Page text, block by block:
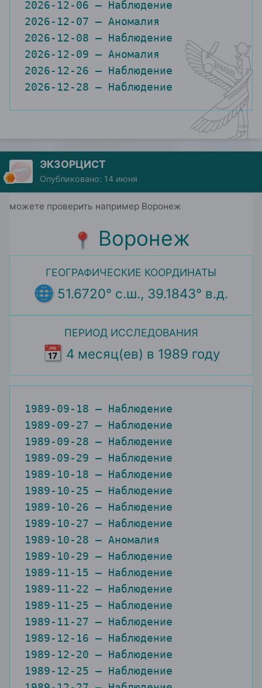
2026-12-07 — Аномалия
2026-12-08 — Наблюдение
2026-12-09 — Аномалия
2026-12-26 — Наблюдение
2026-12-28 — Наблюдение
ЭКЗОРЦИСТ
Опубликовано:14 июня
можете проверить например Воронеж
Воронеж
ГЕОГРАФИЧЕСКИЕ КООРДИНАТЫ
🌐51.6720° с.ш., 39.1843° в.д.
ПЕРИОД ИССЛЕДОВАНИЯ
4 месяц(ев) в 1989 году
1989-09-27 — Наблюдение
1989-09-28 — Наблюдение
1989-09-29 — Наблюдение
1989-10-18 — Наблюдение
1989-10-25 — Наблюдение
1989-10-26 — Наблюдение
1989-10-27 — Наблюдение
1989-10-28 — Аномалия
1989-10-29 — Наблюдение
1989-11-15 — Наблюдение
1989-11-22 — Наблюдение
1989-11-25 — Наблюдение
1989-11-27 — Наблюдение
1989-12-16 — Наблюдение
1989-12-20 — Наблюдение
1989-12-25 — Наблюдение
1989-12-27 — Наблюдение